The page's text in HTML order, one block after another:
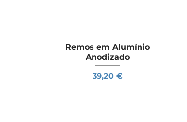
Visualização rápida
Remos em Alumínio
Anodizado
Preço
39,20 €